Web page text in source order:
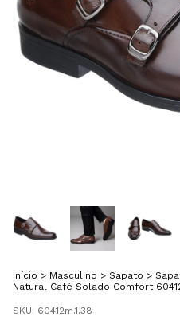
Início > Masculino > Sapato >
Natural Café Solado Comfort
SKU: 60412m.1.38